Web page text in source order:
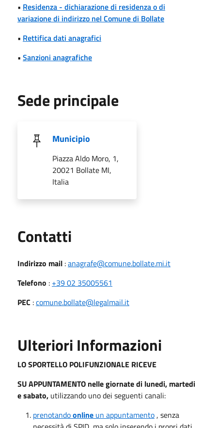
• Residenza - dichiarazione di residenza o di
variazione di indirizzo nel Comune di Bollate
• Rettifica dati anagrafici
• Sanzioni anagrafiche
Sede principale
Municipio
Piazza Aldo Moro, 1,
20021 Bollate MI,
Italia
Contatti
Indirizzo mail :anagrafe@comune.bollate.mi.it
Telefono : +39 02 35005561
PEC :comune.bollate@legalmail.it
Ulteriori Informazioni
LO SPORTELLO POLIFUNZIONALE RICEVE
SU APPUNTAMENTO nelle giornate di lunedi, martedi
e sabato, utilizzando uno dei seguenti canali:
prenotandoonline un appuntamento , senza